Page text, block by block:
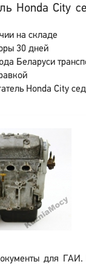
Honda City
на складе
30 дней
Беларуси
Honda City
для